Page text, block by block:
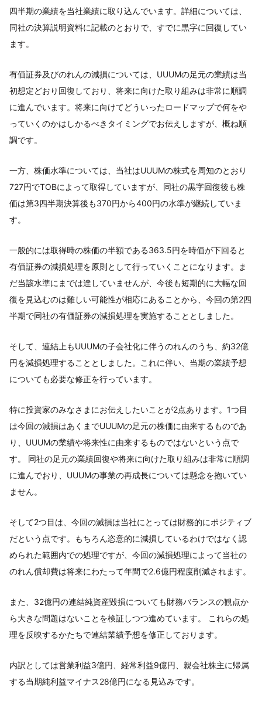
四半期の業績を当社業績に取り込んでいます。詳細については、
同社の決算説明資料に記載のとおりで、すでに黒字に回復してい
ます。
有価証券及びのれんの減損については、UUUMの足元の業績は当
初想定どおり回復しており、将来に向けた取り組みは非常に順調
に進んでいます。将来に向けてどういったロードマップで何をや
っていくのかはしかるべきタイミングでお伝えしますが、概ね順
調です。
一方、株価水準については、当社はUUUMの株式を周知のとおり
727円でTOBによって取得していますが、同社の黒字回復後も株
価は第3四半期決算後も370円から400円の水準が継続していま
す。
一般的には取得時の株価の半額である363.5円を時価が下回ると
有価証券の減損処理を原則として行っていくことになります。ま
だ当該水準にまでは達していませんが、今後も短期的に大幅な回
復を見込むのは難しい可能性が相応にあることから、今回の第2四
半期で同社の有価証券の減損処理を実施することとしました。
そして、連結上もUUUMの子会社化に伴うのれんのうち、約32億
円を減損処理することとしました。これに伴い、当期の業績予想
についても必要な修正を行っています。
特に投資家のみなさまにお伝えしたいことが2点あります。1つ目
は今回の減損はあくまでUUUMの足元の株価に由来するものであ
り、UUUMの業績や将来性に由来するものではないという点で
す。 同社の足元の業績回復や将来に向けた取り組みは非常に順調
に進んでおり、UUUMの事業の再成長については懸念を抱いてい
ません。
そして2つ目は、今回の減損は当社にとっては財務的にポジティブ
だという点です。もちろん恣意的に減損しているわけではなく認
められた範囲内での処理ですが、今回の減損処理によって当社の
のれん償却費は将来にわたって年間で2.6億円程度削減されます。
また、32億円の連結純資産毀損についても財務バランスの観点か
ら大きな問題はないことを検証しつつ進めています。 これらの処
理を反映するかたちで連結業績予想を修正しております。
内訳としては営業利益3億円、経常利益9億円、親会社株主に帰属
する当期純利益マイナス28億円になる見込みです。